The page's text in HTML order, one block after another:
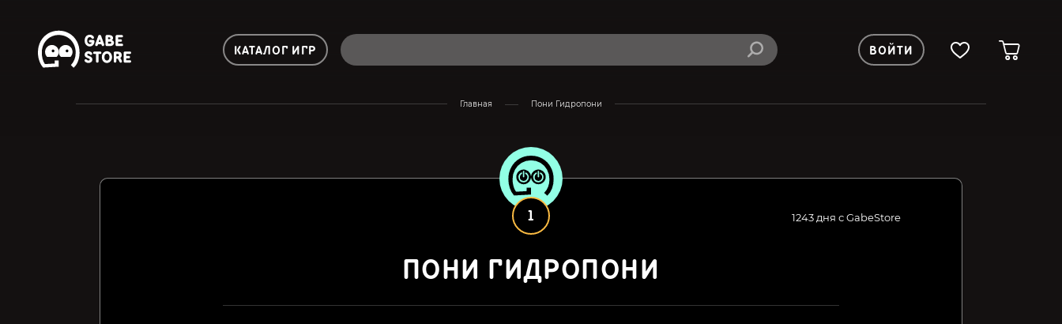
КАТАЛОГ ИГР ВОЙТИ
Главная Пони Гидропони
1 1243 дня с GabeStore
ПОНИ ГИДРОПОНИ